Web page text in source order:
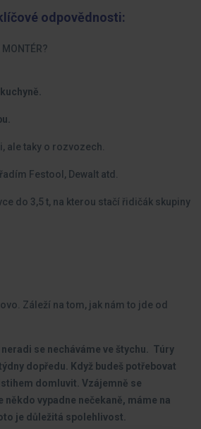
odpovědnosti:
MONTÉR?
ale taky o rozvozech.
Festool, Dewalt atd.
do 3,5 t, na kterou stačí řidičák skupiny
Záleží na tom, jak nám to jde od
se necháváme ve štychu. Túry
dopředu. Když budeš potřebovat
domluvit. Vzájemně se
vypadne nečekaně, máme na
je důležitá spolehlivost.